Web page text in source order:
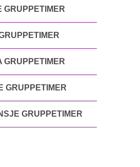
GRUPPETIMER
GRUPPETIMER
GRUPPETIMER
GRUPPETIMER